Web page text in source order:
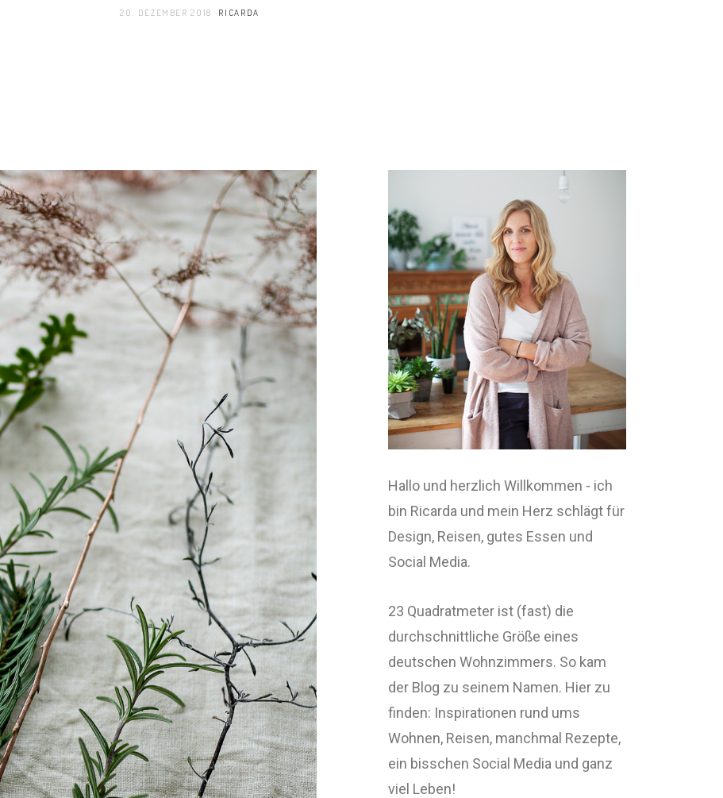
20. DEZEMBER 2018 RICARDA
Hallo und herzlich Willkommen - ich
bin Ricarda und mein Herz schlägt für
Design, Reisen, gutes Essen und
Social Media.
23 Quadratmeter ist (fast) die
durchschnittliche Größe eines
deutschen Wohnzimmers. So kam
der Blog zu seinem Namen. Hier zu
finden: Inspirationen rund ums
Wohnen, Reisen, manchmal Rezepte,
ein bisschen Social Media und ganz
viel Leben!